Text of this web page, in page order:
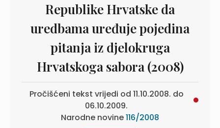
Republike Hrvatske da
uredbama uređuje pojedina
pitanja iz djelokruga
Hrvatskoga sabora (2008)
Pročišćeni tekst vrijedi od 11.10.2008. do
06.10.2009.
Narodne novine116/2008